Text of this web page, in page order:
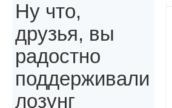
Ну что,
друзья, вы
радостно
поддерживали
лозунг